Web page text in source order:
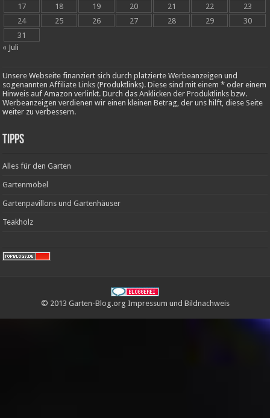
17
18 19 20 21 22
23
24
25 26 27 28 29
30
31
« Juli
Unsere Webseite finanziert sich durch platzierte Werbeanzeigen und
sogenannten Affiliate Links (Produktlinks). Diese sind mit einem * oder einem
Hinweis auf Amazon verlinkt. Durch das Anklicken der Produktlinks bzw.
Werbeanzeigen verdienen wir einen kleinen Betrag, der uns hilft, diese Seite
weiter zu verbessern.
Tipps
Alles für den Garten
Gartenmöbel
Gartenpavillons und Gartenhäuser
Teakholz
© 2013 Garten-Blog.org Impressum und Bildnachweis